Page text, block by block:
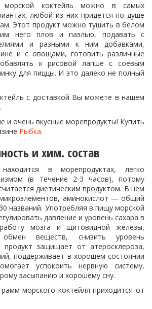
коктейль можно в самых
любой из них придется по душе
Этот продукт можно тушить в белом
него плов и паэлью, подавать с
и разными к ним добавками,
и с овощами, готовить различные
к рисовой лапше с соевым
для пиццы. И это далеко не полный
с доставкой Вы можете в нашем
и очень вкусные морепродукты! Купить
Рыбка.
и хим. состав
в морепродуктах, легко
(в течение 2-3 часов), потому
диетическим продуктом. В нем
аминокислот — общий
названий. Употребляя в пищу морской
давление и уровень сахара в
мозга и щитовидной железы,
обмен веществ, снизить уровень
продукт защищает от атеросклероза,
поддерживает в хорошем состоянии
успокоить нервную систему,
засыпанию и хорошему сну.
морского коктейля приходится от